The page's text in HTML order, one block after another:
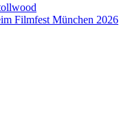
Filmfest München 2026